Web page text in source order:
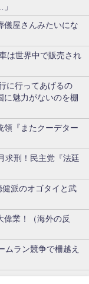
儀屋さんみたいにな
は世界中で販売され
に行ってあげるの
に魅力がないのを棚
『またクーデター
求刑！民主党『法廷
派のオゴタイと武
偉業！（海外の反
ムラン競争で柵越え